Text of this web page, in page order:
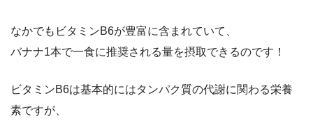
なかでもビタミンB6が豊富に含まれていて、
バナナ1本で一食に推奨される量を摂取できるのです！
ビタミンB6は基本的にはタンパク質の代謝に関わる栄養
素ですが、